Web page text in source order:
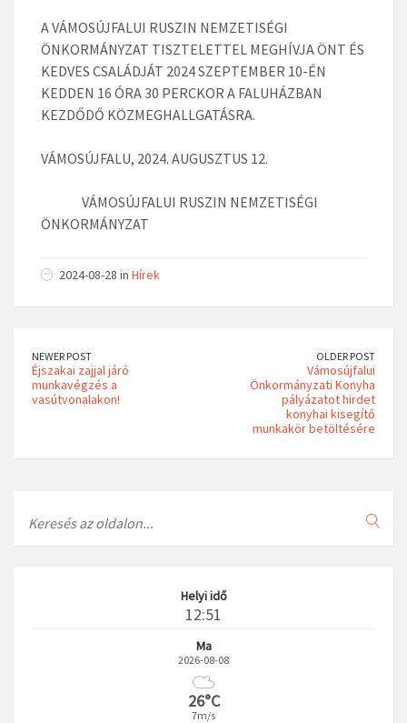
A VÁMOSÚJFALUI RUSZIN NEMZETISÉGI
ÖNKORMÁNYZAT TISZTELETTEL MEGHÍVJA ÖNT ÉS
KEDVES CSALÁDJÁT 2024 SZEPTEMBER 10-ÉN
KEDDEN 16 ÓRA 30 PERCKOR A FALUHÁZBAN
KEZDŐDŐ KÖZMEGHALLGATÁSRA.
VÁMOSÚJFALU, 2024. AUGUSZTUS 12.
VÁMOSÚJFALUI RUSZIN NEMZETISÉGI
ÖNKORMÁNYZAT
2024-08-28 in Hírek
NEWER POST
Éjszakai zajjal járó
munkavégzés a
vasútvonalakon!
OLDER POST
Vámosújfalui
Önkormányzati Konyha
pályázatot hirdet
konyhai kisegítő
munkakör betöltésére
Helyi idő
12:51
Ma
2026-08-08
26°C
7m/s